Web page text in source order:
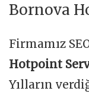
Bornova
Firmamız
Hotpoint
Yılların